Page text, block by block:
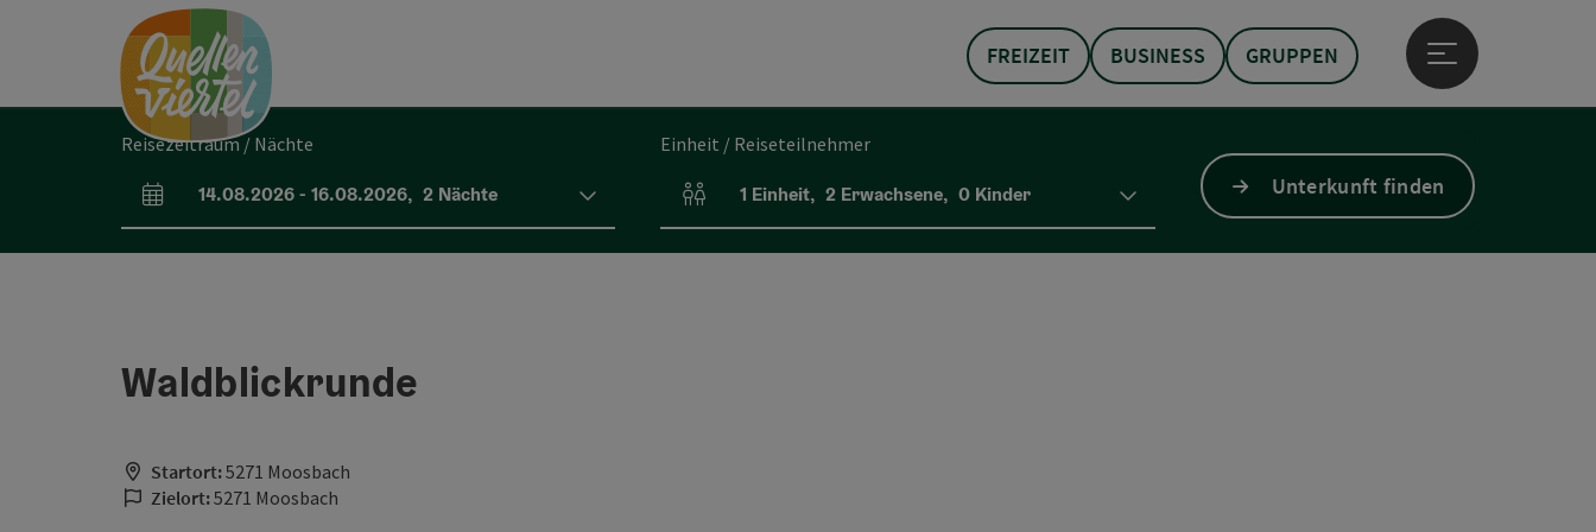
Zum InhaltAccesskey
[0]
Zur NavigationAccesskey
Zum Seitenanfang Accesskey
FREIZEIT BUSINESS GRUPPEN
Hauptmenü öffnen
Reisezeitraum / Nächte
An- und Abreisefelder
14.08.2026- 16.08.2026, 2 Nächte
Einheit / Reiseteilnehmer
Einheitenanzahl und Personenfelder
1 Einheit, 2 Erwachsene, 0 Kinder Unterkunft finden
Waldblickrunde
Startort:5271 Moosbach
Zielort:5271 Moosbach